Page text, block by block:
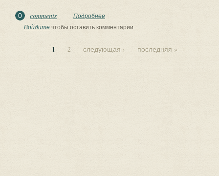
0 comments Подробнее
можно заготавливать в мае?
Войдитечтобы оставить комментарии
Страницы
1 2 следующая › последняя »